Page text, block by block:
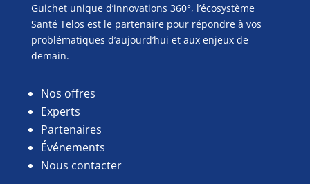
Guichet unique d’innovations 360°, l’écosystème
Santé Telos est le partenaire pour répondre à vos
problématiques d’aujourd’hui et aux enjeux de
demain.
Nos offres
Experts
Partenaires
Événements
Nous contacter